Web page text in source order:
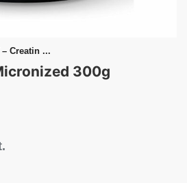
– Creatin ...
300g